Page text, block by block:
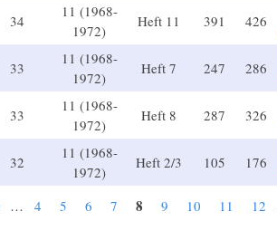
34
11 (1968-
1972)
Heft 11 391 426
33
11 (1968-
1972)
Heft 7 247 286
33
11 (1968-
1972)
Heft 8 287 326
32
11 (1968-
1972)
Heft 2/3 105 176
… 4 5 6 7 8 9 10 11 12